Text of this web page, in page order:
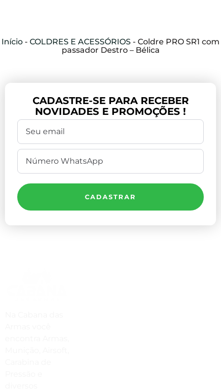
Início - COLDRES E ACESSÓRIOS - Coldre PRO SR1 com
passador Destro – Bélica
CADASTRE-SE PARA RECEBER
NOVIDADES E PROMOÇÕES !
CADASTRAR